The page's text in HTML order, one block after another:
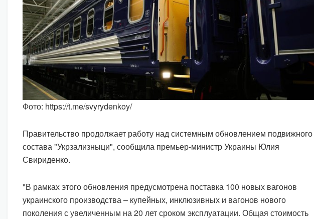
Фото: https://t.me/svyrydenkoy/
Правительство продолжает работу над системным обновлением подвижного
состава "Укрзализныци", сообщила премьер-министр Украины Юлия
Свириденко.
"В рамках этого обновления предусмотрена поставка 100 новых вагонов
украинского производства – купейных, инклюзивных и вагонов нового
поколения с увеличенным на 20 лет сроком эксплуатации. Общая стоимость